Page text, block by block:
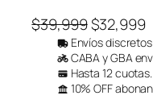
$39,999E
l
p
r
$32,999E
l
p
r
Envíos
CABA y GBA
Hasta 12 cuotas.
10% OFF